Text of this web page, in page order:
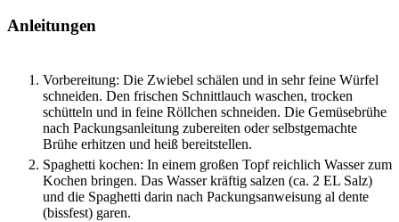
Anleitungen
Vorbereitung: Die Zwiebel schälen und in sehr feine Würfel
schneiden. Den frischen Schnittlauch waschen, trocken
schütteln und in feine Röllchen schneiden. Die Gemüsebrühe
nach Packungsanleitung zubereiten oder selbstgemachte
Brühe erhitzen und heiß bereitstellen.
Spaghetti kochen: In einem großen Topf reichlich Wasser zum
Kochen bringen. Das Wasser kräftig salzen (ca. 2 EL Salz)
und die Spaghetti darin nach Packungsanweisung al dente
(bissfest) garen.